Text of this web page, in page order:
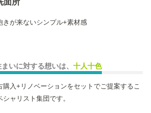
きが来ないシンプル+素材感
いに対する想いは、 十人十色
購入+リノベーションをセットでご提案するこ
ャリスト集団です。